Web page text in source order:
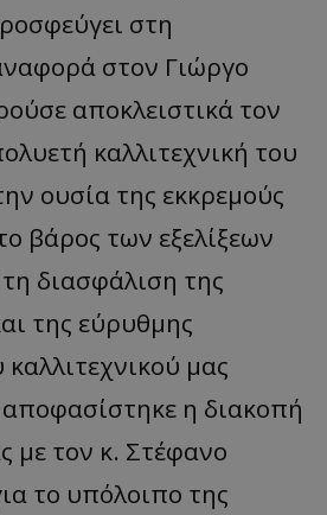
στη
στον Γιώργο
αποκλειστικά τον
καλλιτεχνική του
ουσία της εκκρεμούς
βάρος των εξελίξεων
διασφάλιση της
της εύρυθμης
καλλιτεχνικού μας
η διακοπή
με τον κ. Στέφανο
το υπόλοιπο της